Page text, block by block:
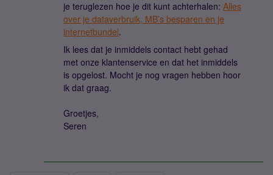
je teruglezen hoe je dit kunt achterhalen: Alles
over je dataverbruik, MB’s besparen en je
internetbundel.
Ik lees dat je inmiddels contact hebt gehad
met onze klantenservice en dat het inmiddels
is opgelost. Mocht je nog vragen hebben hoor
ik dat graag.
Groetjes,
Seren